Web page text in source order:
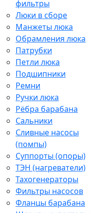
фильтры
Люки в сборе
Манжеты люка
Обрамления люка
Патрубки
Петли люка
Подшипники
Ремни
Ручки люка
Рёбра барабана
Сальники
Сливные насосы
(помпы)
Суппорты (опоры)
ТЭН (нагреватели)
Тахогенераторы
Фильтры насосов
Фланцы барабана